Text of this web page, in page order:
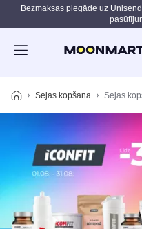
Pāriet uz galveno saturu
Bezmaksas piegāde uz
Sejas kopšana Sejas